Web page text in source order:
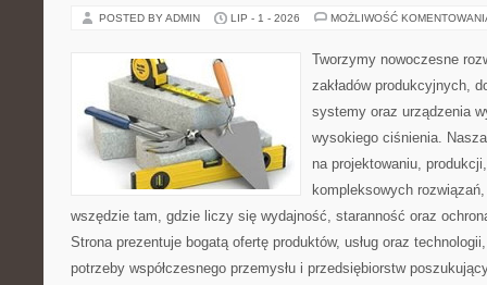
POSTED BY ADMIN LIP - 1 - 2026 MOŻLIWOŚĆ
Tworzymy nowoczesne
zakładów produkcyjnych,
systemy oraz urządzenia
wysokiego ciśnienia.
na projektowaniu,
kompleksowych
wszędzie tam, gdzie liczy się wydajność, staranność oraz
Strona prezentuje bogatą ofertę produktów, usług oraz
potrzeby współczesnego przemysłu i przedsiębiorstw